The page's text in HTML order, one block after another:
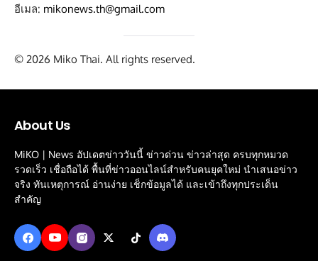
อีเมล: mikonews.th@gmail.com
© 2026 Miko Thai. All rights reserved.
About Us
MiKO | News อัปเดตข่าววันนี้ ข่าวด่วน ข่าวล่าสุด ครบทุกหมวด
รวดเร็ว เชื่อถือได้ พื้นที่ข่าวออนไลน์สำหรับคนยุคใหม่ นำเสนอข่าว
จริง ทันเหตุการณ์ อ่านง่าย เช็กข้อมูลได้ และเข้าถึงทุกประเด็น
สำคัญ